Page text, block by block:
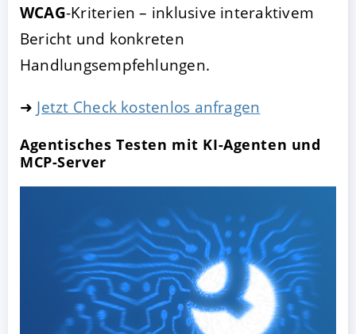
WCAG-Kriterien – inklusive interaktivem
Bericht und konkreten
Handlungsempfehlungen.
➜ Jetzt Check kostenlos anfragen
Agentisches Testen mit KI-Agenten und
MCP-Server